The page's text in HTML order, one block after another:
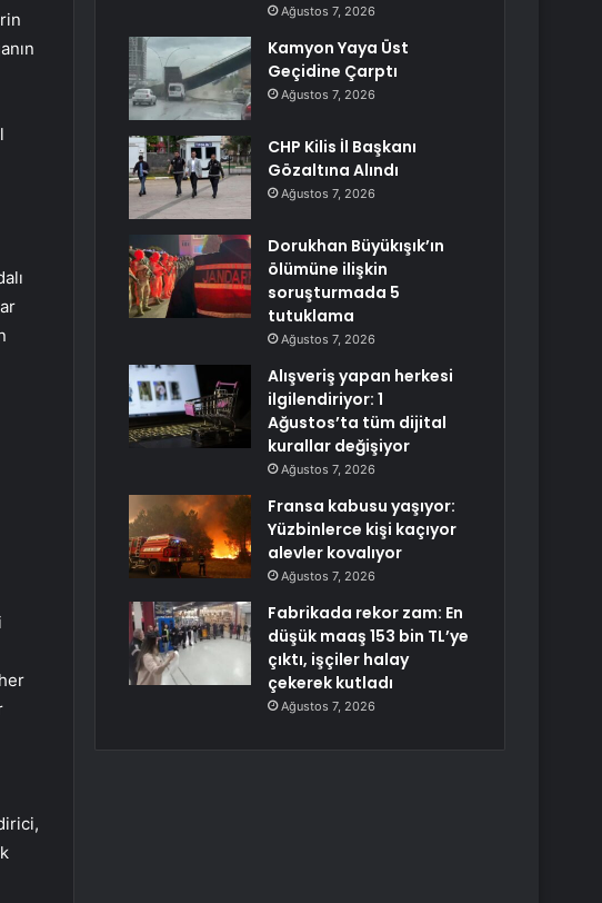
Ağustos 7, 2026
Kamyon Yaya Üst
Geçidine Çarptı
Ağustos 7, 2026
CHP Kilis İl Başkanı
Gözaltına Alındı
Ağustos 7, 2026
Dorukhan Büyükışık’ın
ölümüne ilişkin
soruşturmada 5
tutuklama
Ağustos 7, 2026
Alışveriş yapan herkesi
ilgilendiriyor: 1
Ağustos’ta tüm dijital
kurallar değişiyor
Ağustos 7, 2026
Fransa kabusu yaşıyor:
Yüzbinlerce kişi kaçıyor
alevler kovalıyor
Ağustos 7, 2026
Fabrikada rekor zam: En
düşük maaş 153 bin TL’ye
çıktı, işçiler halay
çekerek kutladı
Ağustos 7, 2026